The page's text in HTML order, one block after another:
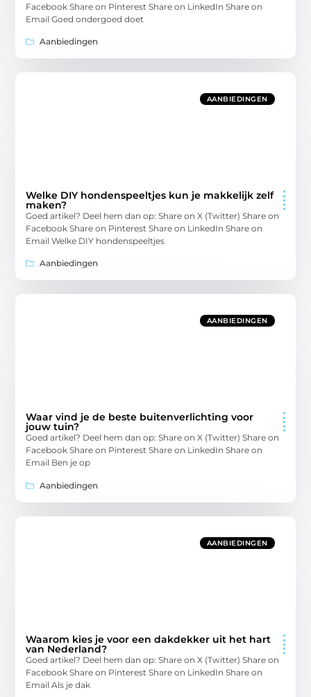
Facebook Share on Pinterest Share on LinkedIn Share on
Email Goed ondergoed doet
Aanbiedingen
AANBIEDINGEN
Welke DIY hondenspeeltjes kun je makkelijk zelf
maken?
Goed artikel? Deel hem dan op: Share on X (Twitter) Share on
Facebook Share on Pinterest Share on LinkedIn Share on
Email Welke DIY hondenspeeltjes
Aanbiedingen
AANBIEDINGEN
Waar vind je de beste buitenverlichting voor
jouw tuin?
Goed artikel? Deel hem dan op: Share on X (Twitter) Share on
Facebook Share on Pinterest Share on LinkedIn Share on
Email Ben je op
Aanbiedingen
AANBIEDINGEN
Waarom kies je voor een dakdekker uit het hart
van Nederland?
Goed artikel? Deel hem dan op: Share on X (Twitter) Share on
Facebook Share on Pinterest Share on LinkedIn Share on
Email Als je dak